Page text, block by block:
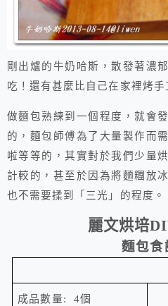
剛出爐的牛奶哈斯，散發著濃
吃！還有甚麼比自己在家裡烤手
做麵包熟練到一個程度，就會
的，麵包師傅為了大量製作而
啦等等的，其實對於我們少量
計較的，甚至於因為將麵糰放
也不需要揉到「三光」的程度。
麗文烘培
麵包食
成品數量: 4個